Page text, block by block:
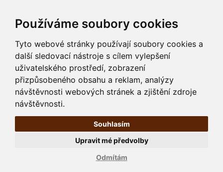
Používáme soubory cookies
Tyto webové stránky používají soubory cookies a
další sledovací nástroje s cílem vylepšení
uživatelského prostředí, zobrazení
přizpůsobeného obsahu a reklam, analýzy
návštěvnosti webových stránek a zjištění zdroje
návštěvnosti.
Souhlasím
Odmítám
Upravit mé předvolby